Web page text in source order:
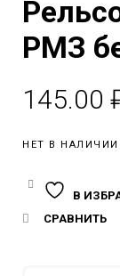
РМЗ
145.00
НЕТ В НАЛИЧИИ
В
СРАВНИТЬ